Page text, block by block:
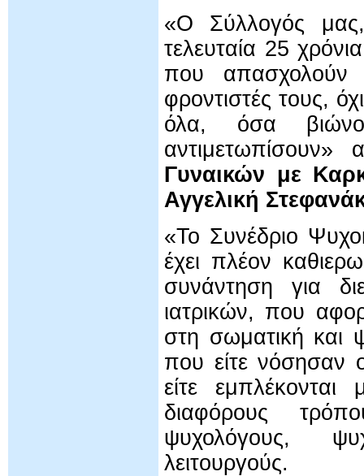
«Ο Σύλλογός
τελευταία 25
που απασχολούν
φροντιστές τους,
όλα, όσα
αντιμετωπίσουν»
Γυναικών με
Αγγελική
«Το Συνέδριο
έχει πλέον
συνάντηση για
ιατρικών, που
στη σωματική και
που είτε νόσησαν
είτε
διαφόρους
ψυχολόγους,
λειτουργούς.